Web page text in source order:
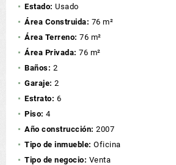
Estado: Usado
Área Construida: 76 m²
Área Terreno: 76 m²
Área Privada: 76 m²
Baños: 2
Garaje: 2
Estrato: 6
Piso: 4
Año construcción: 2007
Tipo de inmueble: Oficina
Tipo de negocio: Venta